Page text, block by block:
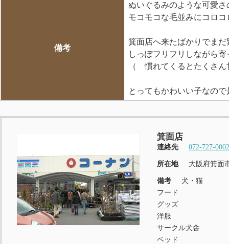
備考
ぬいぐるみのような可愛
モコモコな毛並みにコロ
箕面店へ来たばかりでま
しっぽフリフリしながら
（ 慣れてくるとたくさ
とってもかわいい子なの
箕面店
連絡先 072-727-0002
所在地 大阪府箕面
備考
犬・猫
フード
グッズ
洋服
サークル犬舎
ベッド